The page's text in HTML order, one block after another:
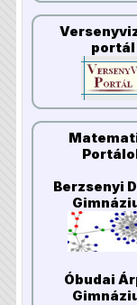
portál
Berzsenyi
Óbudai